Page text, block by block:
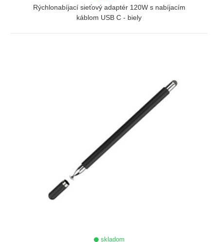
Rýchlonabíjací sieťový adaptér 120W s nabíjacím
káblom USB C - biely
skladom